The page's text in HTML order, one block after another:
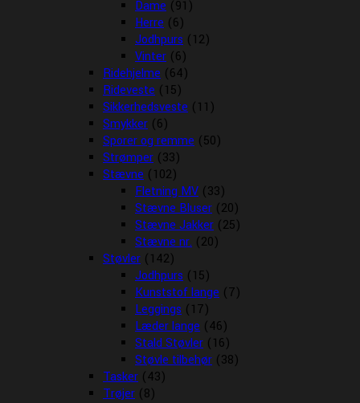
Dame (91)
Herre (6)
Jodhpurs (12)
Vinter (6)
Ridehjelme (64)
Rideveste (15)
Sikkerhedsveste (11)
Smykker (6)
Sporer og remme (50)
Strømper (33)
Stævne (102)
Fletning MV (33)
Stævne Bluser (20)
Stævne Jakker (25)
Stævne nr. (20)
Støvler (142)
Jodhpurs (15)
Kunststof lange (7)
Leggings (17)
Læder lange (46)
Stald Støvler (16)
Støvle tilbehør (38)
Tasker (43)
Trøjer (8)